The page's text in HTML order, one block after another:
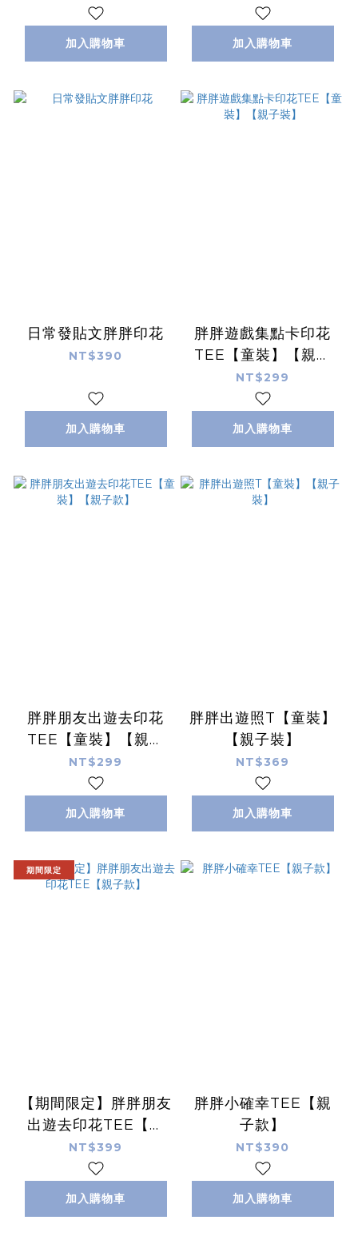
加入購物車 加入購物車
日常發貼文胖胖印花
NT$390
加入購物車
胖胖遊戲集點卡印花
TEE【童裝】【親子
裝】
NT$299
加入購物車
胖胖朋友出遊去印花
TEE【童裝】【親子
款】
NT$299
加入購物車
胖胖出遊照T【童裝】
【親子裝】
NT$369
加入購物車
期間限定
【期間限定】胖胖朋友
出遊去印花TEE【親
子款】
NT$399
加入購物車
胖胖小確幸TEE【親
子款】
NT$390
加入購物車